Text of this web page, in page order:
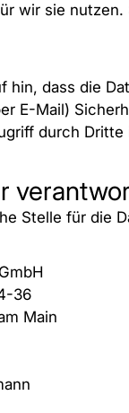
wir sie
hin, dass die
E-Mail)
durch
Stelle für die
36
Main